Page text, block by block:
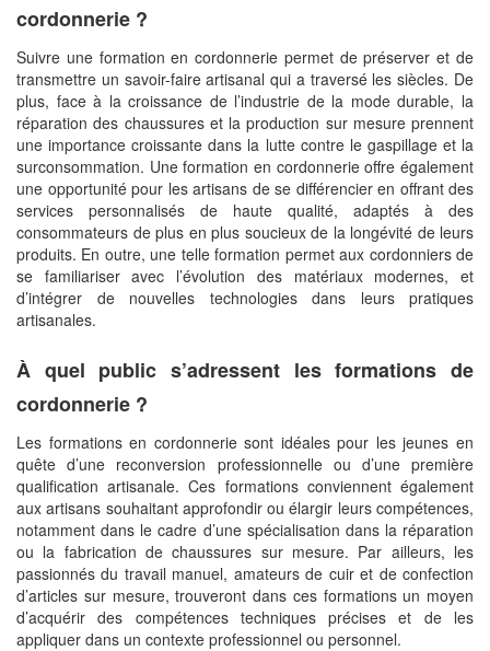
cordonnerie ?
Suivre une formation en cordonnerie permet de préserver et de
transmettre un savoir-faire artisanal qui a traversé les siècles. De
plus, face à la croissance de l’industrie de la mode durable, la
réparation des chaussures et la production sur mesure prennent
une importance croissante dans la lutte contre le gaspillage et la
surconsommation. Une formation en cordonnerie offre également
une opportunité pour les artisans de se différencier en offrant des
services personnalisés de haute qualité, adaptés à des
consommateurs de plus en plus soucieux de la longévité de leurs
produits. En outre, une telle formation permet aux cordonniers de
se familiariser avec l’évolution des matériaux modernes, et
d’intégrer de nouvelles technologies dans leurs pratiques
artisanales.
À quel public s’adressent les formations de
cordonnerie ?
Les formations en cordonnerie sont idéales pour les jeunes en
quête d’une reconversion professionnelle ou d’une première
qualification artisanale. Ces formations conviennent également
aux artisans souhaitant approfondir ou élargir leurs compétences,
notamment dans le cadre d’une spécialisation dans la réparation
ou la fabrication de chaussures sur mesure. Par ailleurs, les
passionnés du travail manuel, amateurs de cuir et de confection
d’articles sur mesure, trouveront dans ces formations un moyen
d’acquérir des compétences techniques précises et de les
appliquer dans un contexte professionnel ou personnel.